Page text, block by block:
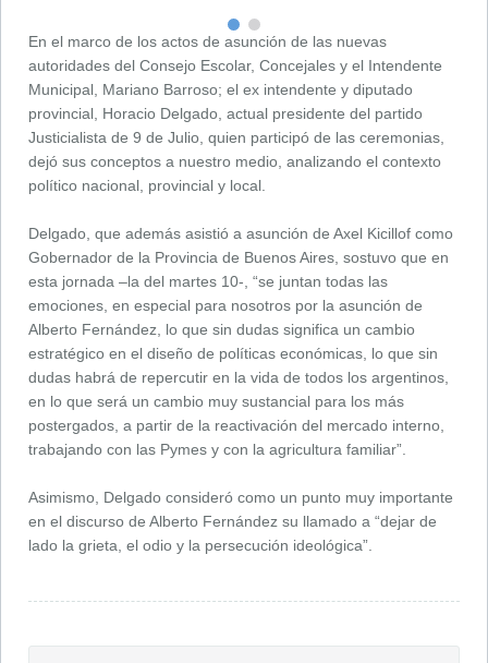
En el marco de los actos de asunción de las nuevas
autoridades del Consejo Escolar, Concejales y el Intendente
Municipal, Mariano Barroso; el ex intendente y diputado
provincial, Horacio Delgado, actual presidente del partido
Justicialista de 9 de Julio, quien participó de las ceremonias,
dejó sus conceptos a nuestro medio, analizando el contexto
político nacional, provincial y local.
Delgado, que además asistió a asunción de Axel Kicillof como
Gobernador de la Provincia de Buenos Aires, sostuvo que en
esta jornada –la del martes 10-, “se juntan todas las
emociones, en especial para nosotros por la asunción de
Alberto Fernández, lo que sin dudas significa un cambio
estratégico en el diseño de políticas económicas, lo que sin
dudas habrá de repercutir en la vida de todos los argentinos,
en lo que será un cambio muy sustancial para los más
postergados, a partir de la reactivación del mercado interno,
trabajando con las Pymes y con la agricultura familiar”.
Asimismo, Delgado consideró como un punto muy importante
en el discurso de Alberto Fernández su llamado a “dejar de
lado la grieta, el odio y la persecución ideológica”.